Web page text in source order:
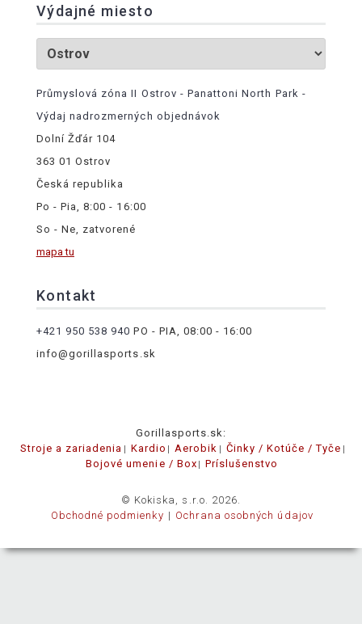
Výdajné miesto
Průmyslová zóna II Ostrov - Panattoni North Park -
Výdaj nadrozmerných objednávok
Dolní Žďár 104
363 01 Ostrov
Česká republika
Po - Pia, 8:00 - 16:00
So - Ne, zatvorené
mapa tu
Kontakt
+421 950 538 940 PO - PIA, 08:00 - 16:00
info@gorillasports.sk
Gorillasports.sk:
Stroje a zariadenia
Kardio Aerobik
Činky / Kotúče / Tyče
Bojové umenie / Box
Príslušenstvo
© Kokiska, s.r.o. 2026.
Obchodné podmienky
Ochrana osobných údajov